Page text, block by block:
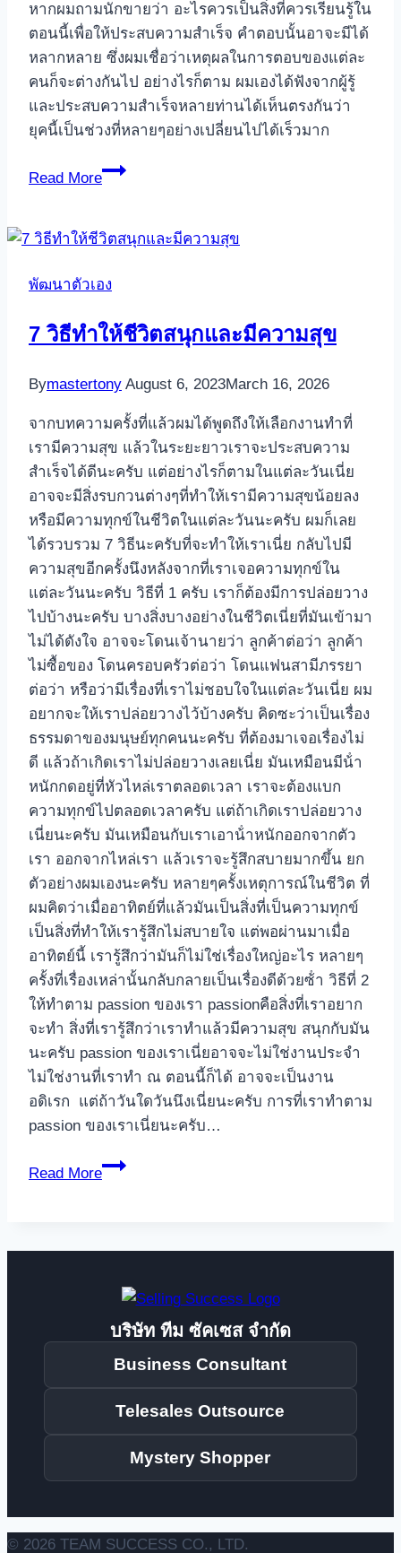
หากผมถามนักขายว่า อะไรควรเป็นสิ่งที่ควรเรียนรู้ใน
ตอนนี้เพื่อให้ประสบความสำเร็จ คำตอบนั้นอาจะมีได้
หลากหลาย ซึ่งผมเชื่อว่าเหตุผลในการตอบของแต่ละ
คนก็จะต่างกันไป อย่างไรก็ตาม ผมเองได้ฟังจากผู้รู้
และประสบความสำเร็จหลายท่านได้เห็นตรงกันว่า
ยุคนี้เป็นช่วงที่หลายๆอย่างเปลี่ยนไปได้เร็วมาก
Read More
สิ่ง
นัก
ควร
รู้มาก
ใน
ตอน
พัฒนาตัวเอง
7 วิธีทำให้ชีวิตสนุกและมีความสุข
Bymastertony August 6, 2023March 16, 2026
จากบทความครั้งที่แล้วผมได้พูดถึงให้เลือกงานทําที่
เรามีความสุข แล้วในระยะยาวเราจะประสบความ
สําเร็จได้ดีนะครับ แต่อย่างไรก็ตามในแต่ละวันเนี่ย
อาจจะมีสิ่งรบกวนต่างๆที่ทําให้เรามีความสุขน้อยลง
หรือมีความทุกข์ในชีวิตในแต่ละวันนะครับ ผมก็เลย
ได้รวบรวม 7 วิธีนะครับที่จะทําให้เราเนี่ย กลับไปมี
ความสุขอีกครั้งนึงหลังจากที่เราเจอความทุกข์ใน
แต่ละวันนะครับ วิธีที่ 1 ครับ เราก็ต้องมีการปล่อยวาง
ไปบ้างนะครับ บางสิ่งบางอย่างในชีวิตเนี่ยที่มันเข้ามา
ไม่ได้ดังใจ อาจจะโดนเจ้านายว่า ลูกค้าต่อว่า ลูกค้า
ไม่ซื้อของ โดนครอบครัวต่อว่า โดนแฟนสามีภรรยา
ต่อว่า หรือว่ามีเรื่องที่เราไม่ชอบใจในแต่ละวันเนี่ย ผม
อยากจะให้เราปล่อยวางไว้บ้างครับ คิดซะว่าเป็นเรื่อง
ธรรมดาของมนุษย์ทุกคนนะครับ ที่ต้องมาเจอเรื่องไม่
ดี แล้วถ้าเกิดเราไม่ปล่อยวางเลยเนี่ย มันเหมือนมีน้ํา
หนักกดอยู่ที่หัวไหล่เราตลอดเวลา เราจะต้องแบก
ความทุกข์ไปตลอดเวลาครับ แต่ถ้าเกิดเราปล่อยวาง
เนี่ยนะครับ มันเหมือนกับเราเอาน้ําหนักออกจากตัว
เรา ออกจากไหล่เรา แล้วเราจะรู้สึกสบายมากขึ้น ยก
ตัวอย่างผมเองนะครับ หลายๆครั้งเหตุการณ์ในชีวิต ที่
ผมคิดว่าเมื่ออาทิตย์ที่แล้วมันเป็นสิ่งที่เป็นความทุกข์
เป็นสิ่งที่ทําให้เรารู้สึกไม่สบายใจ แต่พอผ่านมาเมื่อ
อาทิตย์นี้ เรารู้สึกว่ามันก็ไม่ใช่เรื่องใหญ่อะไร หลายๆ
ครั้งที่เรื่องเหล่านั้นกลับกลายเป็นเรื่องดีด้วยซ้ํา วิธีที่ 2
ให้ทําตาม passion ของเรา passionคือสิ่งที่เราอยาก
จะทํา สิ่งที่เรารู้สึกว่าเราทําแล้วมีความสุข สนุกกับมัน
นะครับ passion ของเราเนี่ยอาจจะไม่ใช่งานประจํา
ไม่ใช่งานที่เราทํา ณ ตอนนี้ก็ได้ อาจจะเป็นงาน
อดิเรก แต่ถ้าวันใดวันนึงเนี่ยนะครับ การที่เราทําตาม
passion ของเราเนี่ยนะครับ…
Read More
7
และ
ความ
สุข
บริษัท ทีม ซัคเซส จำกัด
Business Consultant
Telesales Outsource
Mystery Shopper
© 2026 TEAM SUCCESS CO., LTD.